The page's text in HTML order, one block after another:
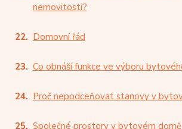
nemovitosti?
Domovní řád
Co obnáší funkce ve výboru
Proč nepodceňovat stanovy v
Společné prostory v bytovém domě